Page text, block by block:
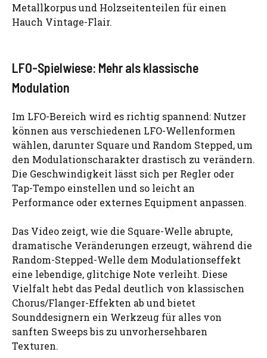
Metallkorpus und Holzseitenteilen für einen
Hauch Vintage-Flair.
LFO-Spielwiese: Mehr als klassische
Modulation
Im LFO-Bereich wird es richtig spannend: Nutzer
können aus verschiedenen LFO-Wellenformen
wählen, darunter Square und Random Stepped, um
den Modulationscharakter drastisch zu verändern.
Die Geschwindigkeit lässt sich per Regler oder
Tap-Tempo einstellen und so leicht an
Performance oder externes Equipment anpassen.
Das Video zeigt, wie die Square-Welle abrupte,
dramatische Veränderungen erzeugt, während die
Random-Stepped-Welle dem Modulationseffekt
eine lebendige, glitchige Note verleiht. Diese
Vielfalt hebt das Pedal deutlich von klassischen
Chorus/Flanger-Effekten ab und bietet
Sounddesignern ein Werkzeug für alles von
sanften Sweeps bis zu unvorhersehbaren
Texturen.